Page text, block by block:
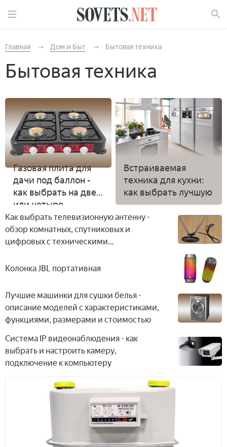
Главная Дом и Быт Бытовая техника
Бытовая техника
Газовая плита для
дачи под баллон -
как выбрать на две
или четыре
конфорки и обзор
моделей с ценами
Встраиваемая
техника для кухни:
как выбрать лучшую
Как выбрать телевизионную антенну -
обзор комнатных, спутниковых и
цифровых с техническими
Колонка JBL портативная
Лучшие машинки для сушки белья -
описание моделей с характеристиками,
функциями, размерами и стоимостью
Система IP видеонаблюдения - как
выбрать и настроить камеру,
подключение к компьютеру